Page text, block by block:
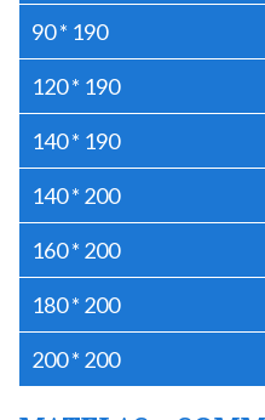
90 * 190
120 * 190
140 * 190
140 * 200
160 * 200
180 * 200
200 * 200